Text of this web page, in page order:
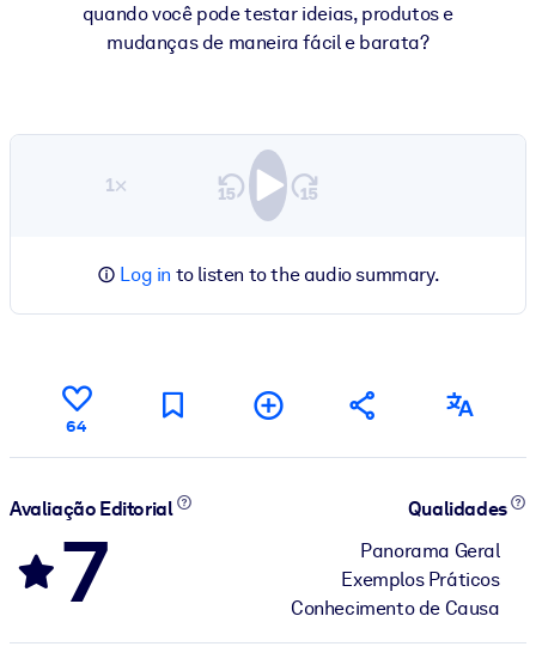
quando você pode testar ideias, produtos e
mudanças de maneira fácil e barata?
1×
Log in to listen to the audio summary.
64
Avaliação Editorial
7
Qualidades
Panorama Geral
Exemplos Práticos
Conhecimento de Causa